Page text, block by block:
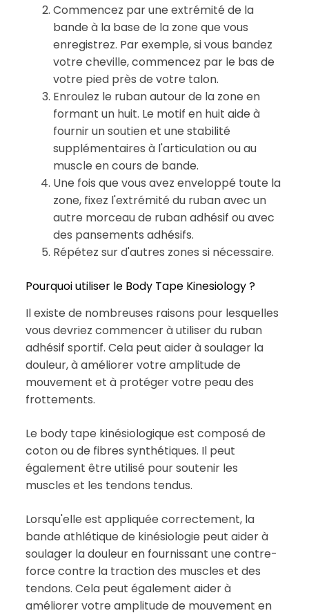
Commencez par une extrémité de la
bande à la base de la zone que vous
enregistrez. Par exemple, si vous bandez
votre cheville, commencez par le bas de
votre pied près de votre talon.
Enroulez le ruban autour de la zone en
formant un huit. Le motif en huit aide à
fournir un soutien et une stabilité
supplémentaires à l'articulation ou au
muscle en cours de bande.
Une fois que vous avez enveloppé toute la
zone, fixez l'extrémité du ruban avec un
autre morceau de ruban adhésif ou avec
des pansements adhésifs.
Répétez sur d'autres zones si nécessaire.
Pourquoi utiliser le Body Tape Kinesiology ?
Il existe de nombreuses raisons pour lesquelles
vous devriez commencer à utiliser du ruban
adhésif sportif. Cela peut aider à soulager la
douleur, à améliorer votre amplitude de
mouvement et à protéger votre peau des
frottements.
Le body tape kinésiologique est composé de
coton ou de fibres synthétiques. Il peut
également être utilisé pour soutenir les
muscles et les tendons tendus.
Lorsqu'elle est appliquée correctement, la
bande athlétique de kinésiologie peut aider à
soulager la douleur en fournissant une contre-
force contre la traction des muscles et des
tendons. Cela peut également aider à
améliorer votre amplitude de mouvement en